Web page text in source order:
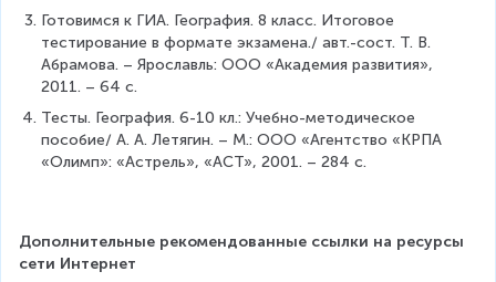
Готовимся к ГИА. География. 8 класс. Итоговое
тестирование в формате экзамена./ авт.-сост. Т. В.
Абрамова. – Ярославль: ООО «Академия развития»,
2011. – 64 с.
Тесты. География. 6-10 кл.: Учебно-методическое
пособие/ А. А. Летягин. – М.: ООО «Агентство «КРПА
«Олимп»: «Астрель», «АСТ», 2001. – 284 с.
Дополнительные рекомендованные ссылки на ресурсы
сети Интернет